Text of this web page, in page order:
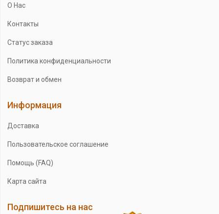
О Нас
Контакты
Статус заказа
Политика конфиденциальности
Возврат и обмен
Информация
Доставка
Пользовательское соглашение
Помощь (FAQ)
Карта сайта
Подпишитесь на нас